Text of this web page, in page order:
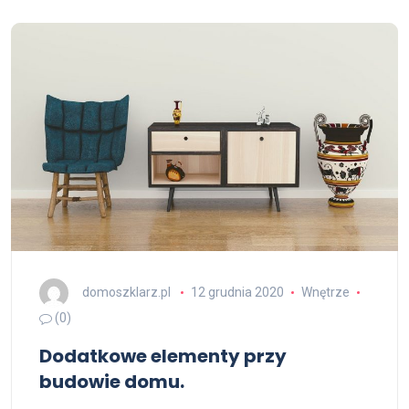
domoszklarz.pl 12 grudnia 2020
Wnętrze
(0)
Dodatkowe elementy przy
budowie domu.